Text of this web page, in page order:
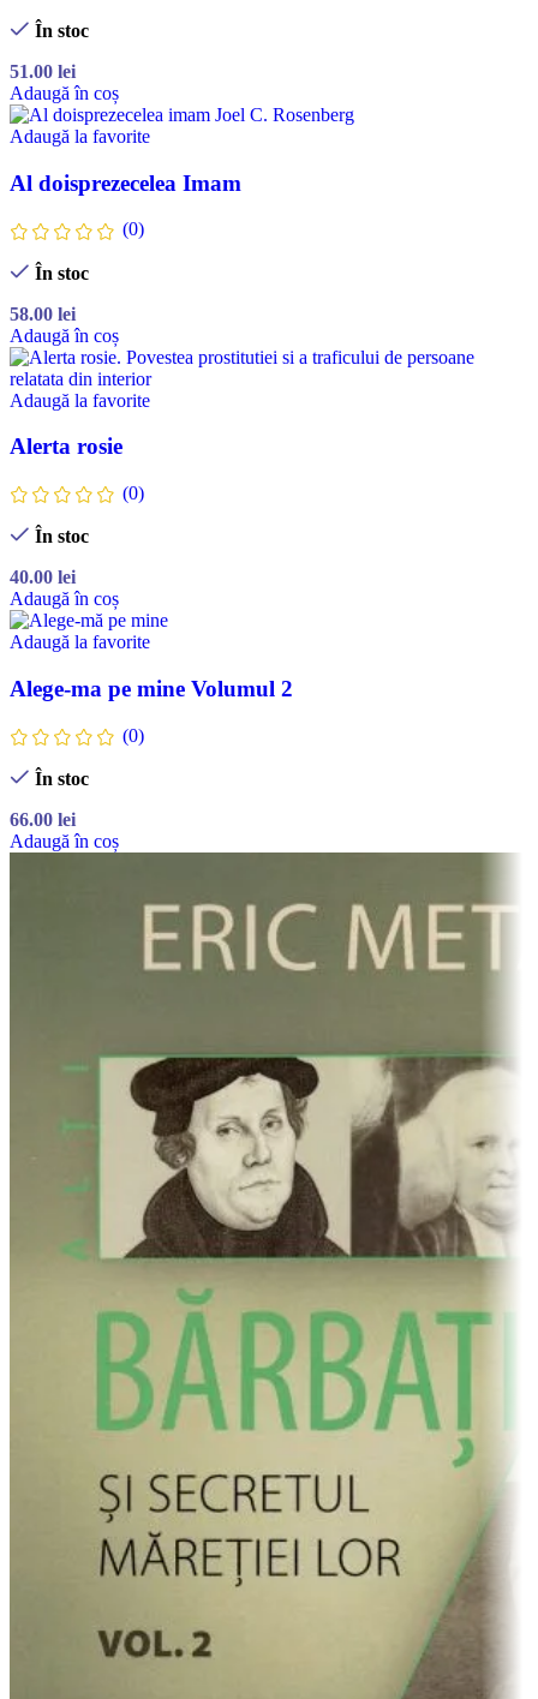
În stoc
51.00 lei
Adaugă în coș
Adaugă la favorite
Al doisprezecelea Imam
(0)
În stoc
58.00 lei
Adaugă în coș
Adaugă la favorite
Alerta rosie
(0)
În stoc
40.00 lei
Adaugă în coș
Adaugă la favorite
Alege-ma pe mine Volumul 2
(0)
În stoc
66.00 lei
Adaugă în coș